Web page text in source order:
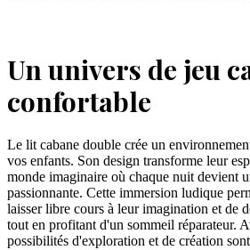
Un univers de jeu
confortable
Le lit cabane double crée un
vos enfants. Son design transforme leur
monde imaginaire où chaque nuit devient
passionnante. Cette immersion ludique
laisser libre cours à leur imagination et de
tout en profitant d'un sommeil réparateur.
possibilités d'exploration et de création